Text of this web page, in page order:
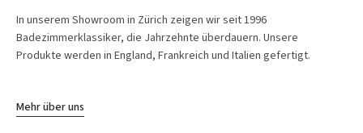
In unserem Showroom in Zürich zeigen wir seit 1996
Badezimmerklassiker, die Jahrzehnte überdauern. Unsere
Produkte werden in England, Frankreich und Italien gefertigt.
Mehr über uns